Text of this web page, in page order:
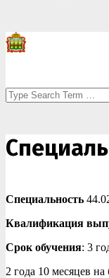
Search
Специальность
Квалификация
Срок обучения: 3
2 года 10 месяцев